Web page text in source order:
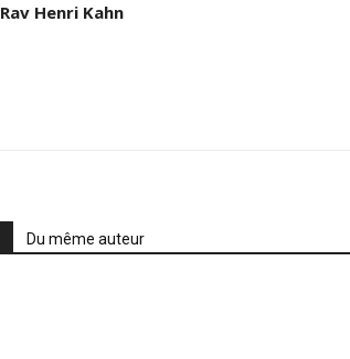
Rav Henri Kahn
Du même auteur